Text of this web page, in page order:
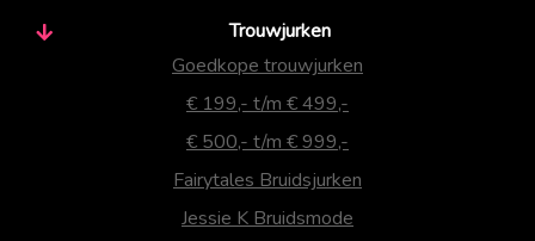
Trouwjurken
Goedkope trouwjurken
€ 199,- t/m € 499,-
€ 500,- t/m € 999,-
Fairytales Bruidsjurken
Jessie K Bruidsmode